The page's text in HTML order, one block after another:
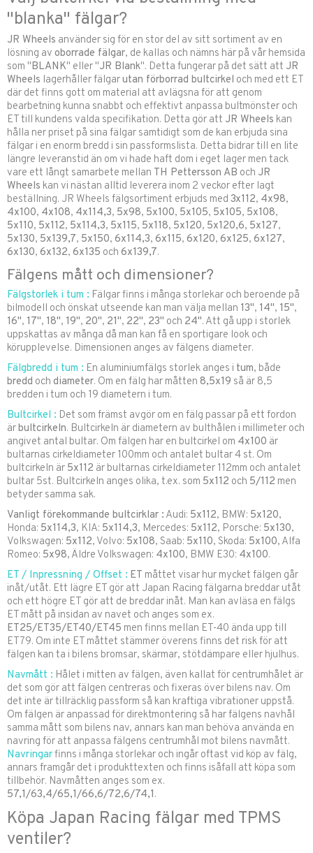
"blanka" fälgar?
JR Wheels använder sig för en stor del av sitt sortiment av en
lösning av oborrade fälgar, de kallas och nämns här på vår hemsida
som "BLANK" eller "JR Blank". Detta fungerar på det sätt att JR
Wheels lagerhåller fälgarutan förborrad bultcirkel och med ett ET
där det finns gott om material att avlägsna för att genom
bearbetning kunna snabbt och effektivt anpassa bultmönster och
ET till kundens valda specifikation. Detta gör att JR Wheels kan
hålla ner priset på sina fälgar samtidigt som de kan erbjuda sina
fälgar i en enorm bredd i sin passformslista. Detta bidrar till en lite
längre leveranstid än om vi hade haft dom i eget lager men tack
vare ett långt samarbete mellan TH Pettersson AB och JR
Wheels kan vi nästan alltid leverera inom 2 veckor efter lagt
beställning. JR Wheels fälgsortiment erbjuds med 3x112, 4x98,
4x100, 4x108, 4x114,3, 5x98, 5x100, 5x105, 5x105, 5x108,
5x110, 5x112, 5x114,3, 5x115, 5x118, 5x120, 5x120,6, 5x127,
5x130, 5x139,7, 5x150, 6x114,3, 6x115, 6x120, 6x125, 6x127,
6x130, 6x132, 6x135 och 6x139,7.
Fälgens mått och dimensioner?
Fälgstorlek i tum : Fälgar finns i många storlekar och beroende på
bilmodell och önskat utseende kan man välja mellan 13", 14", 15",
16", 17", 18", 19", 20", 21", 22", 23" och 24". Att gå upp i storlek
uppskattas av många då man kan få en sportigare look och
körupplevelse. Dimensionen anges av fälgens diameter.
Fälgbredd i tum : En aluminiumfälgs storlek anges i tum, både
bredd och diameter. Om en fälg har måtten 8,5x19 så är 8,5
bredden i tum och 19 diametern i tum.
Bultcirkel : Det som främst avgör om en fälg passar på ett fordon
ärbultcirkeln. Bultcirkeln är diametern av bulthålen i millimeter och
angivet antal bultar. Om fälgen har en bultcirkel om 4x100 är
bultarnas cirkeldiameter 100mm och antalet bultar 4 st. Om
bultcirkeln är 5x112 är bultarnas cirkeldiameter 112mm och antalet
bultar 5st. Bultcirkeln anges olika, t.ex. som 5x112 och 5/112 men
betyder samma sak.
Vanligt förekommande bultcirklar : Audi: 5x112, BMW: 5x120,
Honda: 5x114,3, KIA: 5x114,3, Mercedes: 5x112, Porsche: 5x130,
Volkswagen: 5x112, Volvo: 5x108, Saab: 5x110, Skoda: 5x100, Alfa
Romeo: 5x98, Äldre Volkswagen: 4x100, BMW E30: 4x100.
ET / Inpressning / Offset : ET måttet visar hur mycket fälgen går
inåt/utåt. Ett lägre ET gör att Japan Racing fälgarna breddar utåt
och ett högre ET gör att de breddar inåt. Man kan avläsa en fälgs
ET mått på insidan av navet och anges som ex.
ET25/ET35/ET40/ET45 men finns mellan ET-40 ända upp till
ET79. Om inte ET måttet stämmer överens finns det risk för att
fälgen kan ta i bilens bromsar, skärmar, stötdämpare eller hjulhus.
Navmått : Hålet i mitten av fälgen, även kallat för centrumhålet är
det som gör att fälgen centreras och fixeras över bilens nav. Om
det inte är tillräcklig passform så kan kraftiga vibrationer uppstå.
Om fälgen är anpassad för direktmontering så har fälgens navhål
samma mått som bilens nav, annars kan man behöva använda en
navring för att anpassa fälgens centrumhål mot bilens navmått.
Navringarfinns i många storlekar och ingår oftast vid köp av fälg,
annars framgår det i produkttexten och finns isåfall att köpa som
tillbehör. Navmåtten anges som ex.
57,1/63,4/65,1/66,6/72,6/74,1.
Köpa Japan Racing fälgar med TPMS
ventiler?